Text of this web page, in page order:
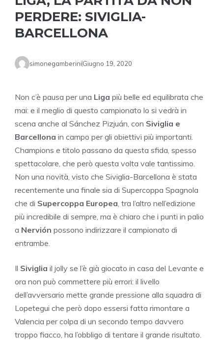
PERDERE: SIVIGLIA-
BARCELLONA
simonegamberiniGiugno 19, 2020
Non c’è pausa per una Liga più belle ed equilibrata che
mai: e il meglio di questo campionato lo si vedrà in
scena anche al Sánchez Pizjuán, con Siviglia e
Barcellona in campo per gli obiettivi più importanti.
Champions e titolo passano da questa sfida, spesso
spettacolare, che però questa volta vale tantissimo.
Non una novità, visto che Siviglia-Barcellona è stata
recentemente una finale sia di Supercoppa Spagnola
che di Supercoppa Europea, tra l’altro nell’edizione
più incredibile di sempre, ma è chiaro che i punti in palio
a Nervión possono indirizzare il campionato di
entrambe.
Il Siviglia il jolly se l’è già giocato in casa del Levante e
ora non può commettere più errori: il livello
dell’avversario mette grande pressione alla squadra di
Lopetegui che però dopo essersi fatta rimontare a
Valencia per colpa di un secondo tempo davvero
troppo fiacco, ha l’obbligo di tentare il grande risultato.